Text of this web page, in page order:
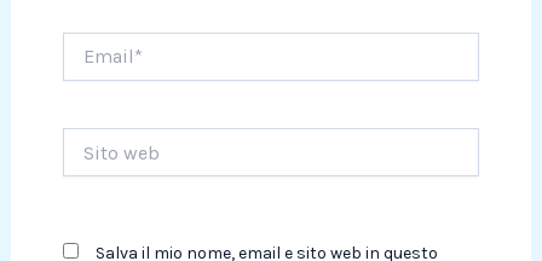
web
Salva il mio nome, email e sito web in questo